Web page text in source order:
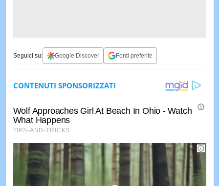
Seguici su: Google Discover Fonti preferite